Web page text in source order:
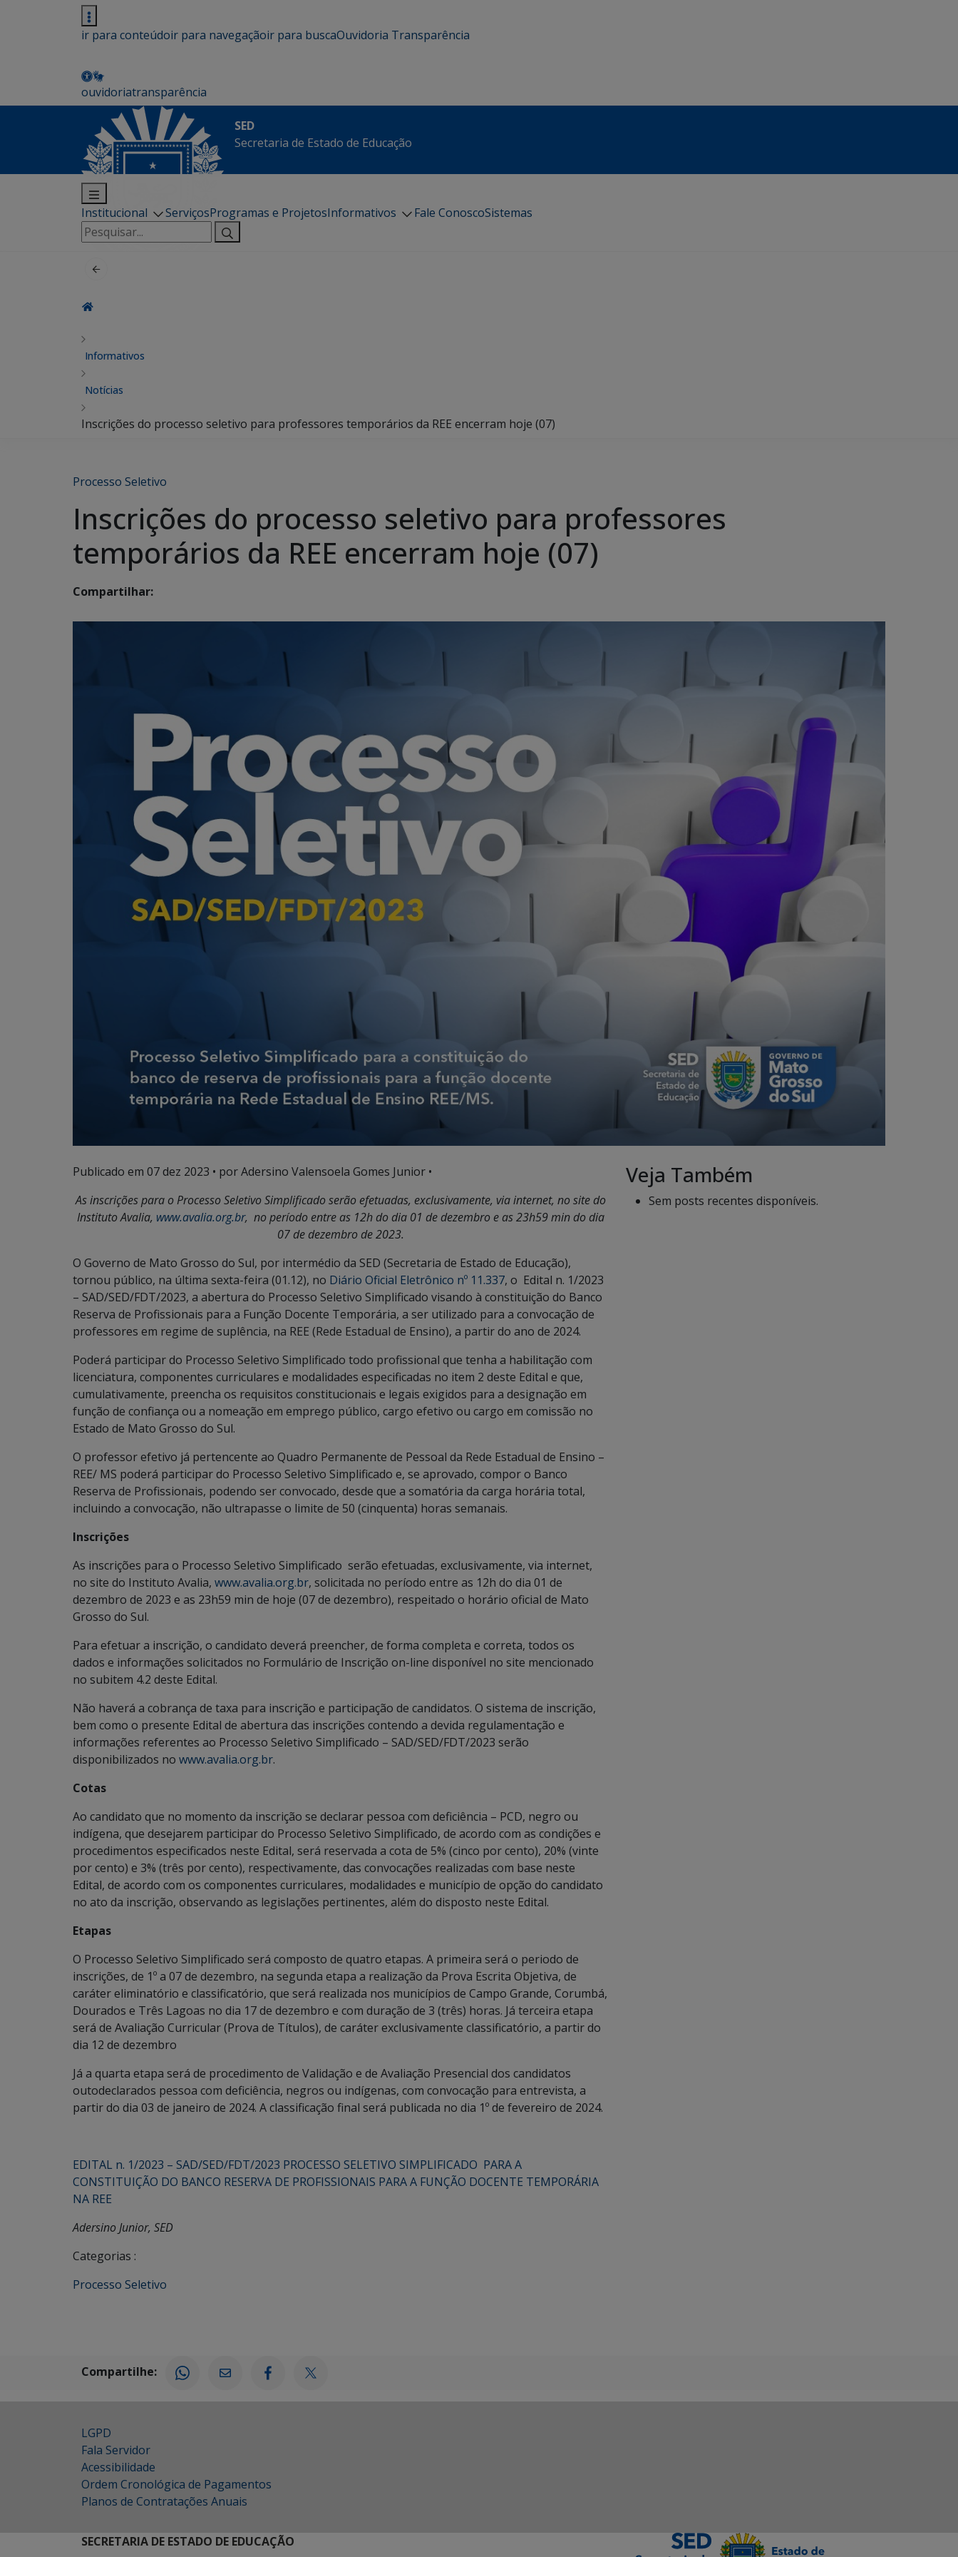
ir para conteúdoir para navegaçãoir para buscaOuvidoria Transparência
ouvidoriatransparência
SED
Secretaria de Estado de Educação
Institucional ServiçosProgramas e ProjetosInformativos Fale ConoscoSistemas
Pesquisar
por:
Informativos
Notícias
Inscrições do processo seletivo para professores temporários da REE encerram hoje (07)
Processo Seletivo
Inscrições do processo seletivo para professores
temporários da REE encerram hoje (07)
Compartilhar:
Publicado em 07 dez 2023 • por Adersino Valensoela Gomes Junior •
As inscrições para o Processo Seletivo Simplificado serão efetuadas, exclusivamente, via internet, no site do
Instituto Avalia, www.avalia.org.br, no período entre as 12h do dia 01 de dezembro e as 23h59 min do dia
07 de dezembro de 2023.
O Governo de Mato Grosso do Sul, por intermédio da SED (Secretaria de Estado de Educação),
tornou público, na última sexta-feira (01.12), no Diário Oficial Eletrônico nº 11.337, o Edital n. 1/2023
– SAD/SED/FDT/2023, a abertura do Processo Seletivo Simplificado visando à constituição do Banco
Reserva de Profissionais para a Função Docente Temporária, a ser utilizado para a convocação de
professores em regime de suplência, na REE (Rede Estadual de Ensino), a partir do ano de 2024.
Poderá participar do Processo Seletivo Simplificado todo profissional que tenha a habilitação com
licenciatura, componentes curriculares e modalidades especificadas no item 2 deste Edital e que,
cumulativamente, preencha os requisitos constitucionais e legais exigidos para a designação em
função de confiança ou a nomeação em emprego público, cargo efetivo ou cargo em comissão no
Estado de Mato Grosso do Sul.
O professor efetivo já pertencente ao Quadro Permanente de Pessoal da Rede Estadual de Ensino –
REE/ MS poderá participar do Processo Seletivo Simplificado e, se aprovado, compor o Banco
Reserva de Profissionais, podendo ser convocado, desde que a somatória da carga horária total,
incluindo a convocação, não ultrapasse o limite de 50 (cinquenta) horas semanais.
Inscrições
As inscrições para o Processo Seletivo Simplificado serão efetuadas, exclusivamente, via internet,
no site do Instituto Avalia, www.avalia.org.br, solicitada no período entre as 12h do dia 01 de
dezembro de 2023 e as 23h59 min de hoje (07 de dezembro), respeitado o horário oficial de Mato
Grosso do Sul.
Para efetuar a inscrição, o candidato deverá preencher, de forma completa e correta, todos os
dados e informações solicitados no Formulário de Inscrição on-line disponível no site mencionado
no subitem 4.2 deste Edital.
Não haverá a cobrança de taxa para inscrição e participação de candidatos. O sistema de inscrição,
bem como o presente Edital de abertura das inscrições contendo a devida regulamentação e
informações referentes ao Processo Seletivo Simplificado – SAD/SED/FDT/2023 serão
disponibilizados no www.avalia.org.br.
Cotas
Ao candidato que no momento da inscrição se declarar pessoa com deficiência – PCD, negro ou
indígena, que desejarem participar do Processo Seletivo Simplificado, de acordo com as condições e
procedimentos especificados neste Edital, será reservada a cota de 5% (cinco por cento), 20% (vinte
por cento) e 3% (três por cento), respectivamente, das convocações realizadas com base neste
Edital, de acordo com os componentes curriculares, modalidades e município de opção do candidato
no ato da inscrição, observando as legislações pertinentes, além do disposto neste Edital.
Etapas
O Processo Seletivo Simplificado será composto de quatro etapas. A primeira será o periodo de
inscrições, de 1º a 07 de dezembro, na segunda etapa a realização da Prova Escrita Objetiva, de
caráter eliminatório e classificatório, que será realizada nos municípios de Campo Grande, Corumbá,
Dourados e Três Lagoas no dia 17 de dezembro e com duração de 3 (três) horas. Já terceira etapa
será de Avaliação Curricular (Prova de Títulos), de caráter exclusivamente classificatório, a partir do
dia 12 de dezembro
Já a quarta etapa será de procedimento de Validação e de Avaliação Presencial dos candidatos
outodeclarados pessoa com deficiência, negros ou indígenas, com convocação para entrevista, a
partir do dia 03 de janeiro de 2024. A classificação final será publicada no dia 1º de fevereiro de 2024.
EDITAL n. 1/2023 – SAD/SED/FDT/2023 PROCESSO SELETIVO SIMPLIFICADO PARA A
CONSTITUIÇÃO DO BANCO RESERVA DE PROFISSIONAIS PARA A FUNÇÃO DOCENTE TEMPORÁRIA
NA REE
Adersino Junior, SED
Categorias :
Processo Seletivo
Veja Também
Sem posts recentes disponíveis.
Compartilhe:
LGPD
Fala Servidor
Acessibilidade
Ordem Cronológica de Pagamentos
Planos de Contratações Anuais
SECRETARIA DE ESTADO DE EDUCAÇÃO